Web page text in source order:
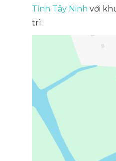
Tỉnh Tây Ninh với
trì.